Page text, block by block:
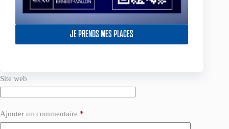
JE PRENDS MES PLACES
E-mail*
Site web
Ajouter un commentaire *